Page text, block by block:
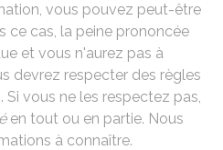
vous pouvez peut-être
ce cas, la peine prononcée
et vous n'aurez pas à
devrez respecter des règles
vous ne les respectez pas,
en tout ou en partie. Nous
à connaître.